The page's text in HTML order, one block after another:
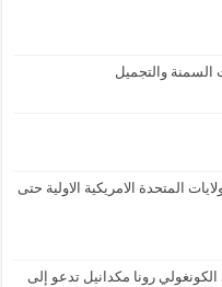
والتجميل
الانتخابات ٢٠٢٠ الولايات المتحدة الامريكية الاولية حتى
رونا مكدانيل تدعو إلى